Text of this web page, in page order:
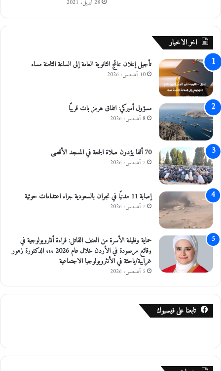
"
ا
ت
و
ع
و
ي
و
ا
ل
ع
م
ل
ي
ا
ت
ي
ا
ل
ع
ج
ي
"
ن
و
ص
ر
ا
ل
ع
ر
ا
ق
28 أبريل، 2021
اخر الاخبار
تأجيل إعلان نتائج الثانوية العامة إلى الساعة الثامنة مساء
10 أغسطس، 2026
مسؤول أميركي: اتفاق هرمز بات قريبًا
8 أغسطس، 2026
70 ألفا يؤدون صلاة الجمعة في المسجد الأقصى
7 أغسطس، 2026
إصابة 11 مدنيًا في نجران بالسعودية جراء اعتداءات حوثية
7 أغسطس، 2026
حماية وظيفة الأسرة من العنف القاتل: قراءة أنثروبولوجية في
وقائع مرصودة في الأردن خلال عام 2026 ،،، الدكتورة زهور
غرايبة/باحثة في الأنثروبولوجيا الاجتماعية
5 أغسطس، 2026
تابعنا على فيسبوك